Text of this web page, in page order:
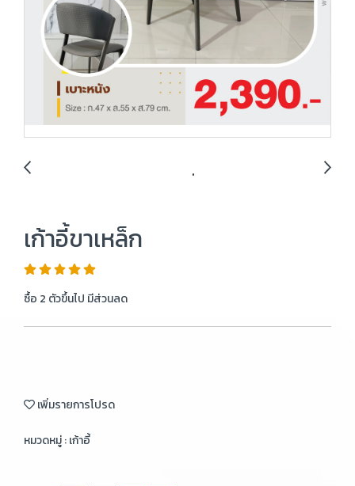
เก้าอี้ขาเหล็ก
ซื้อ 2 ตัวขึ้นไป มีส่วนลด
เพิ่มรายการโปรด
หมวดหมู่ :เก้าอี้